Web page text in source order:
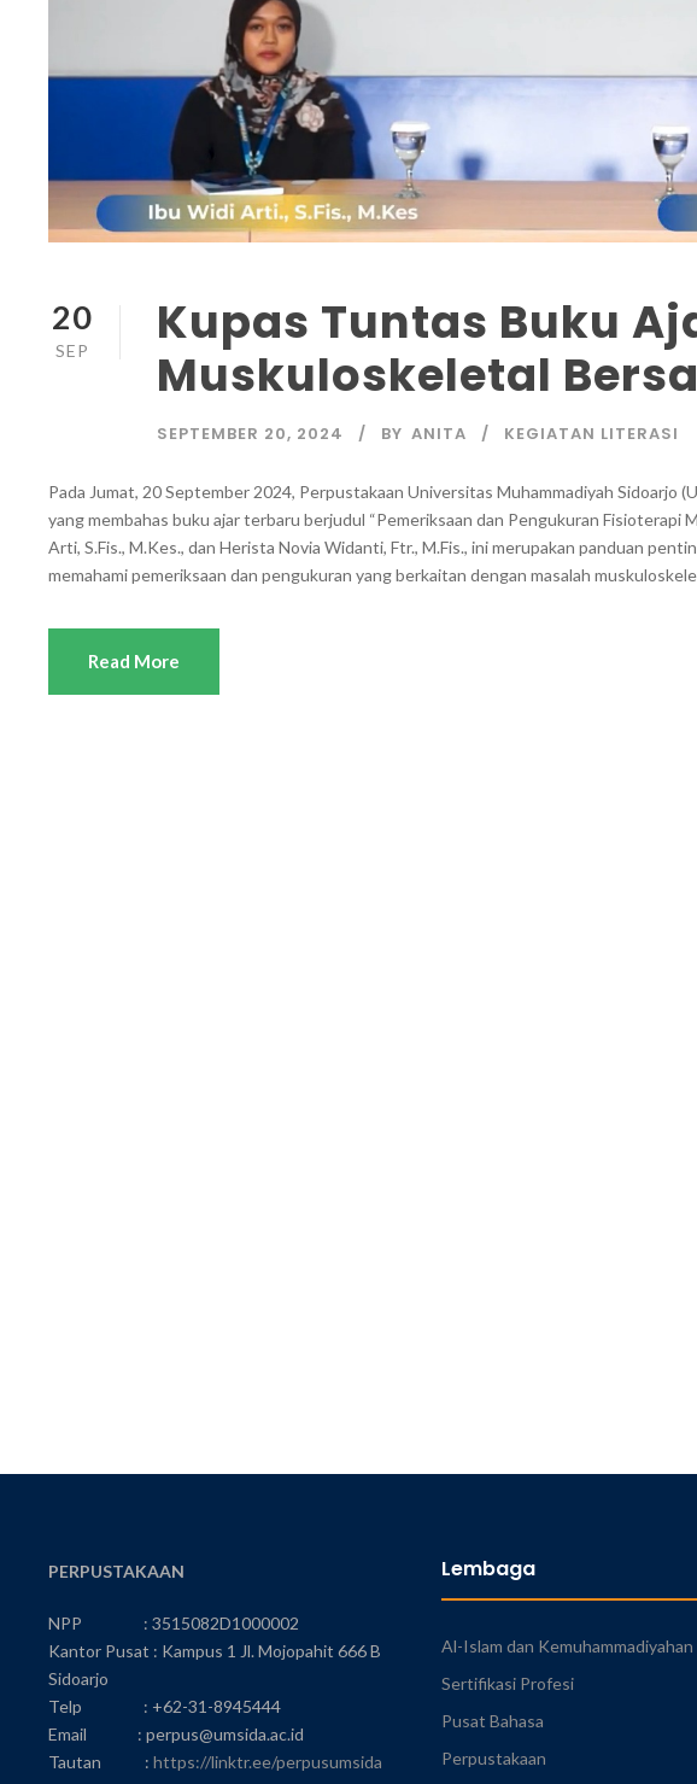
20
SEP
Kupas Tuntas Buku
Muskuloskeletal
SEPTEMBER 20, 2024 BY ANITA KEGIATAN LITERASI
Pada Jumat, 20 September 2024, Perpustakaan Universitas Muhammadiyah Sidoarjo
yang membahas buku ajar terbaru berjudul “Pemeriksaan dan Pengukuran Fisioterapi
Arti, S.Fis., M.Kes., dan Herista Novia Widanti, Ftr., M.Fis., ini merupakan panduan
memahami pemeriksaan dan pengukuran yang berkaitan dengan masalah
Read More
PERPUSTAKAAN
NPP : 3515082D1000002
Kantor Pusat : Kampus 1 Jl. Mojopahit 666 B
Sidoarjo
Telp : +62-31-8945444
Email : perpus@umsida.ac.id
Tautan : https://linktr.ee/perpusumsida
Lembaga
Al-Islam dan Kemuhammadiyahan
Sertifikasi Profesi
Pusat Bahasa
Perpustakaan